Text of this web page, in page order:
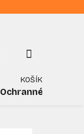
NÁKUPNÝ
KOŠÍK
Ochranné